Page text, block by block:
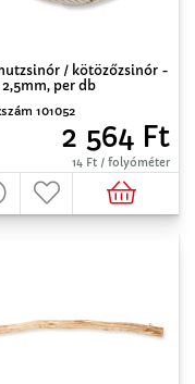
/ kötözőzsinór -
2,5mm, per db
101052
2 564 Ft
14 Ft / folyóméter